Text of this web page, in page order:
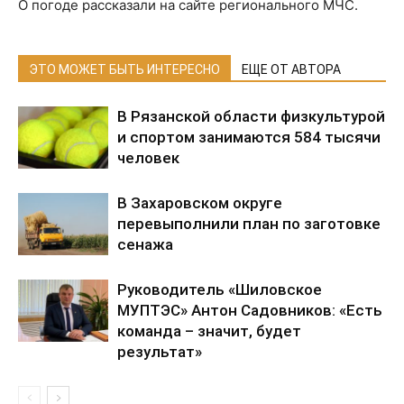
О погоде рассказали на сайте регионального МЧС.
ЭТО МОЖЕТ БЫТЬ ИНТЕРЕСНО ЕЩЕ ОТ АВТОРА
В Рязанской области физкультурой
и спортом занимаются 584 тысячи
человек
В Захаровском округе
перевыполнили план по заготовке
сенажа
Руководитель «Шиловское
МУПТЭС» Антон Садовников: «Есть
команда – значит, будет
результат»